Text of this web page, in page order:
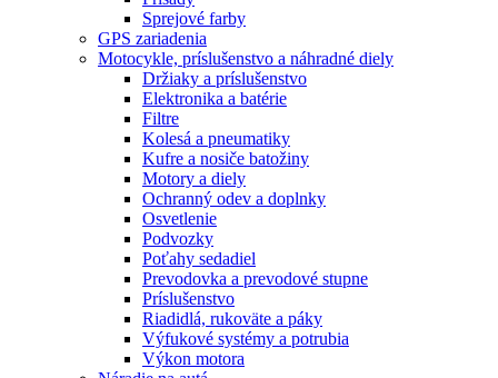
Sprejové farby
GPS zariadenia
Motocykle, príslušenstvo a náhradné diely
Držiaky a príslušenstvo
Elektronika a batérie
Filtre
Kolesá a pneumatiky
Kufre a nosiče batožiny
Motory a diely
Ochranný odev a doplnky
Osvetlenie
Podvozky
Poťahy sedadiel
Prevodovka a prevodové stupne
Príslušenstvo
Riadidlá, rukoväte a páky
Výfukové systémy a potrubia
Výkon motora